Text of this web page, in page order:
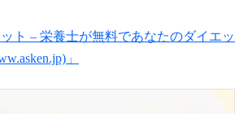
ット – 栄養士が無料であなたのダイエッ
」